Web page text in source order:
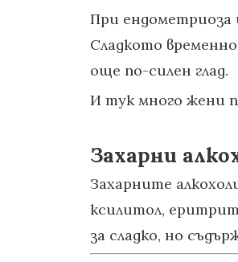
При ендометриоза
Сладкото
още по-силен глад.
И тук много жени
Захарни
Захарните
ксилитол,
за сладко, но